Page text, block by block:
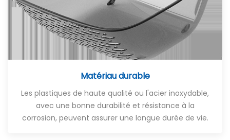
Matériau durable
Les plastiques de haute qualité ou l'acier inoxydable,
avec une bonne durabilité et résistance à la
corrosion, peuvent assurer une longue durée de vie.